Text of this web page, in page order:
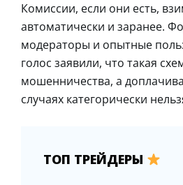
Комиссии, если они есть,
автоматически и заранее.
модераторы и опытные
голос заявили, что такая
мошенничества, а
случаях категорически
ТОП ТРЕЙДЕРЫ